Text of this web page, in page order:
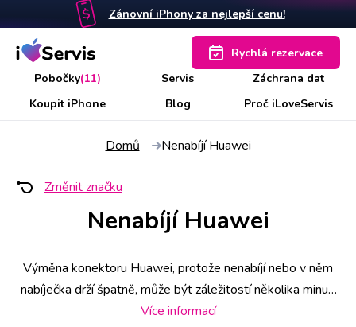
Zánovní iPhony za nejlepší cenu!
Pobočky(11) Servis
Záchrana dat
Koupit iPhone
Blog Proč iLoveServis
Rychlá rezervace
Domů Nenabíjí Huawei
Změnit značku
Nenabíjí Huawei
Výměna konektoru Huawei, protože nenabíjí nebo v něm
nabíječka drží špatně, může být záležitostí několika minut,
případně půl hodiny. V některých případech ho totiž není
Více informací